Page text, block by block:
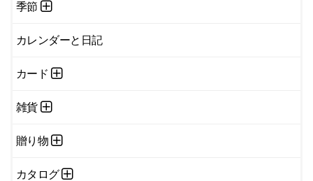
季節
カレンダーと日記
カード
雑貨
贈り物
カタログ